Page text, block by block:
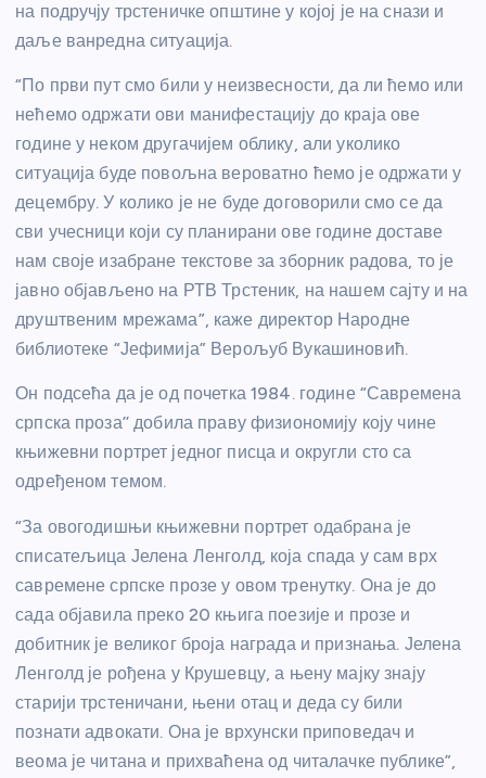
на подручју трстеничке општине у којој је на снази и
даље ванредна ситуација.
“По први пут смо били у неизвесности, да ли ћемо или
нећемо одржати ови манифестацију до краја ове
године у неком другачијем облику, али уколико
ситуација буде повољна вероватно ћемо је одржати у
децембру. У колико је не буде договорили смо се да
сви учесници који су планирани ове године доставе
нам своје изабране текстове за зборник радова, то је
јавно објављено на РТВ Трстеник, на нашем сајту и на
друштвеним мрежама”, каже директор Народне
библиотеке “Јефимија” Верољуб Вукашиновић.
Он подсећа да је од почетка 1984. године “Савремена
српска проза’’ добила праву физиономију коју чине
књижевни портрет једног писца и округли сто са
одређеном темом.
“За овогодишњи књижевни портрет одабрана је
списатељица Јелена Ленголд, која спада у сам врх
савремене српске прозе у овом тренутку. Она је до
сада објавила преко 20 књига поезије и прозе и
добитник је великог броја награда и признања. Јелена
Ленголд је рођена у Крушевцу, а њену мајку знају
старији трстеничани, њени отац и деда су били
познати адвокати. Она је врхунски приповедач и
веома је читана и прихваћена од читалачке публике”,